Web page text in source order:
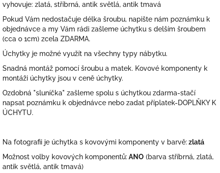
vyhovuje: zlatá, stříbrná, antik světlá, antik tmavá
Pokud Vám nedostačuje délka šroubu, napište nám poznámku k
objednávce a my Vám rádi zašleme úchytku s delším šroubem
(cca o 1cm) zcela ZDARMA.
Úchytky je možné využít na všechny typy nábytku.
Snadná montáž pomocí šroubu a matek. Kovové komponenty k
montáži úchytky jsou v ceně úchytky.
Ozdobná "sluníčka" zašleme spolu s úchytkou zdarma-stačí
napsat poznámku k objednávce nebo zadat příplatek-DOPLŇKY K
ÚCHYTU.
Na fotografii je úchytka s kovovými komponenty v barvě: zlatá
Možnost volby kovových komponentů: ANO (barva stříbrná, zlatá,
antik světlá, antik tmavá)